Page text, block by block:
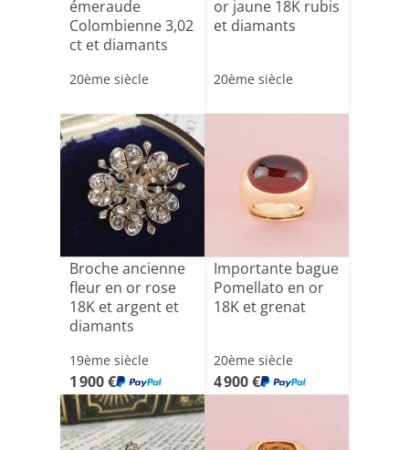
émeraude
Colombienne 3,02
ct et diamants
20ème siècle
or jaune 18K rubis
et diamants
20ème siècle
Broche ancienne
fleur en or rose
18K et argent et
diamants
19ème siècle
1 900 €
Importante bague
Pomellato en or
18K et grenat
20ème siècle
4 900 €